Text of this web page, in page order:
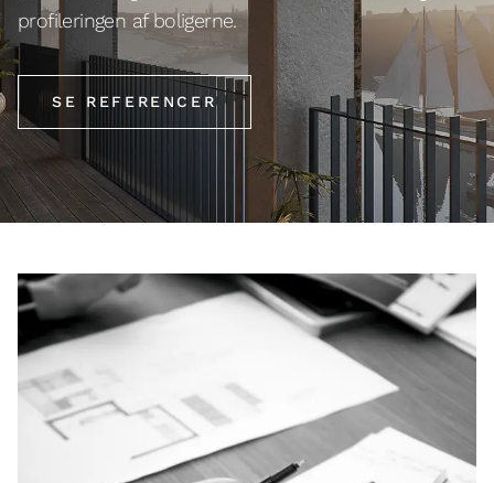
profileringen af boligerne.
SE REFERENCER